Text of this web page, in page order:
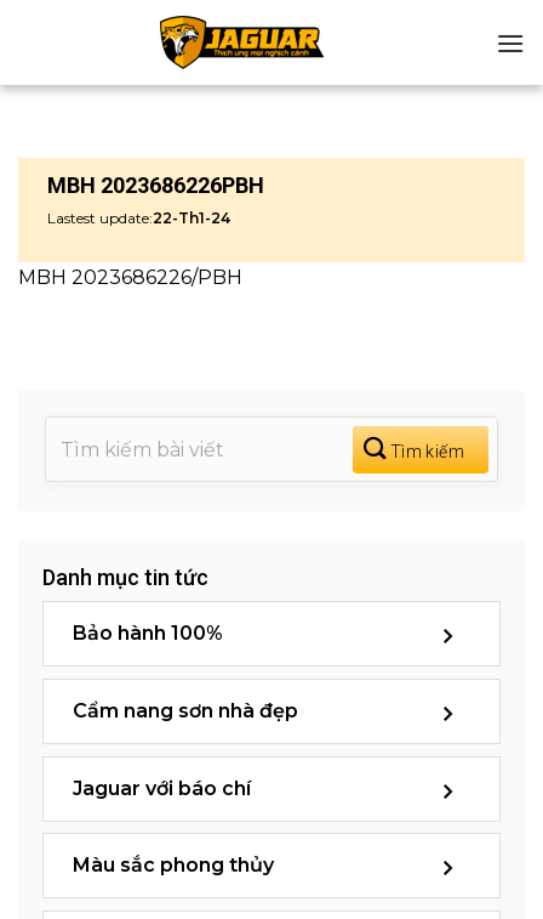
MBH 2023686226PBH
Lastest update:22-Th1-24
MBH 2023686226/PBH
Danh mục tin tức
Bảo hành 100%
Cẩm nang sơn nhà đẹp
Jaguar với báo chí
Màu sắc phong thủy